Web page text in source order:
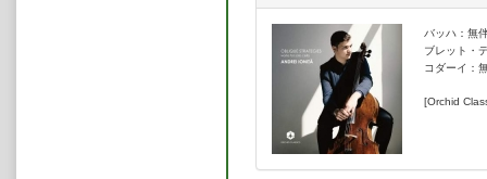
ッド・クラシックスからのデビュ
は、バッハとコダーイのほか、ブ
ルバムは、グラモフォン誌で「卓
の音楽への深い献身を示すチェリ
1994年、ルーマニアのブカレス
ェロを始める。ブカレストのサヴ
後、ベルリン芸術大学でイェンス
使用楽器は、ドイツ音楽財団貸与
製）。
バッハ：無
ブレット・
コダーイ：
[Orchid